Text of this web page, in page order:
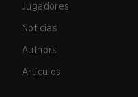
Jugadores
Noticias
Authors
Artículos